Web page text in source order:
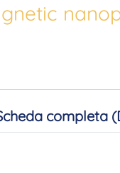
completa